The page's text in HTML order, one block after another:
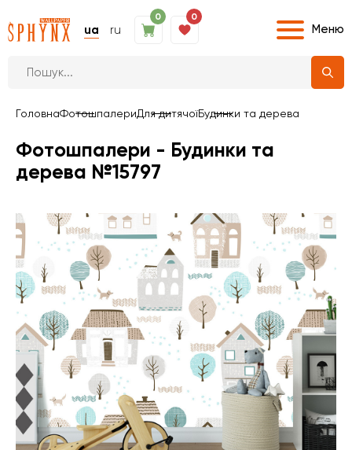
ua ru
0 0
Меню
ГоловнаФотошпалериДля дитячоїБудинки та дерева
Фотошпалери - Будинки та
дерева №15797